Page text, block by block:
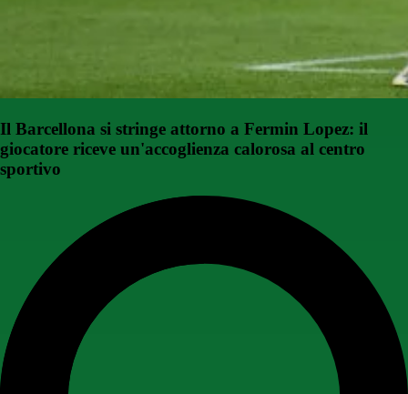
Il Barcellona si stringe attorno a Fermin Lopez: il
giocatore riceve un'accoglienza calorosa al centro
sportivo